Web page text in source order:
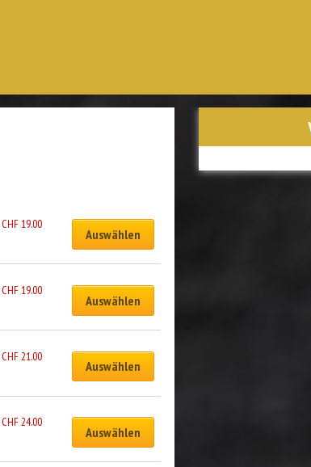
CHF 19.00
Auswählen
CHF 19.00
Auswählen
CHF 21.00
Auswählen
CHF24.00
Auswählen